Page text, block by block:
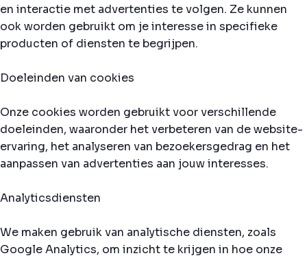
en interactie met advertenties te volgen. Ze kunnen
ook worden gebruikt om je interesse in specifieke
producten of diensten te begrijpen.
Doeleinden van cookies
Onze cookies worden gebruikt voor verschillende
doeleinden, waaronder het verbeteren van de website-
ervaring, het analyseren van bezoekersgedrag en het
aanpassen van advertenties aan jouw interesses.
Analyticsdiensten
We maken gebruik van analytische diensten, zoals
Google Analytics, om inzicht te krijgen in hoe onze